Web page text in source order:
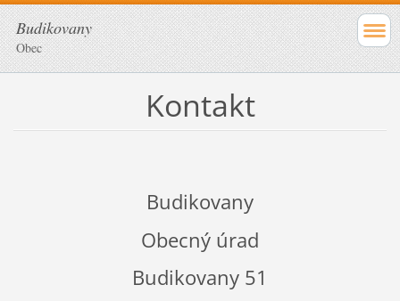
Budikovany
Obec
Kontakt
Budikovany
Obecný úrad
Budikovany 51